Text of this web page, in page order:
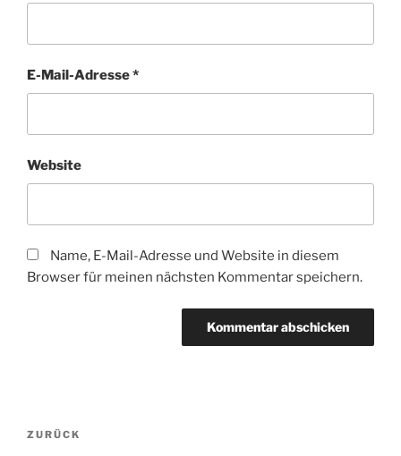
E-Mail-Adresse*
Website
Name, E-Mail-Adresse und Website in diesem
Browser für meinen nächsten Kommentar speichern.
Beitragsnavigation
Vorheriger
ZURÜCK